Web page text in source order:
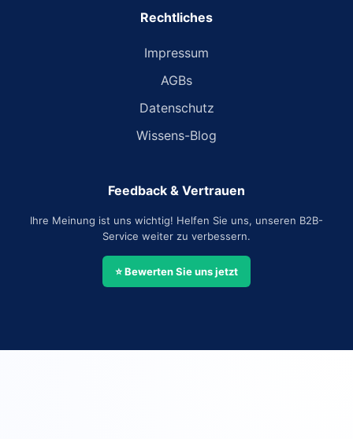
Rechtliches
Impressum
AGBs
Datenschutz
Wissens-Blog
Feedback & Vertrauen
Ihre Meinung ist uns wichtig! Helfen Sie uns, unseren B2B-
Service weiter zu verbessern.
⭐ Bewerten Sie uns jetzt